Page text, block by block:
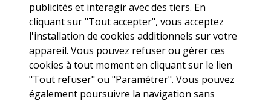
recevoir d'autres communications en lien avec l'actualité et les
services offerts par Deloitte
publicités et interagir avec des tiers. En
cliquant sur "Tout accepter", vous acceptez
l'installation de cookies additionnels sur votre
appareil. Vous pouvez refuser ou gérer ces
cookies à tout moment en cliquant sur le lien
"Tout refuser" ou "Paramétrer". Vous pouvez
également poursuivre la navigation sans